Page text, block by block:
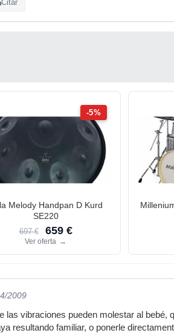
Citar
-5%
Melody Handpan D Kurd
SE220
697 € 659 €
Ver oferta →
2009
las vibraciones pueden molestar al
resultando familiar, o ponerle